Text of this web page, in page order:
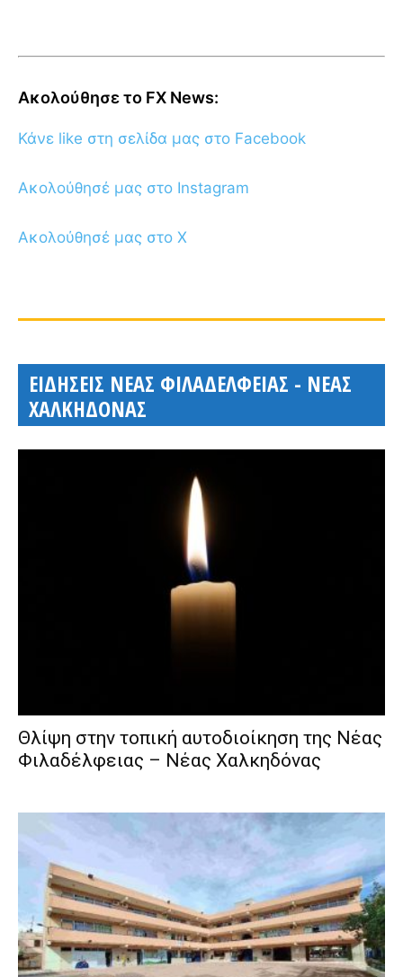
Ακολούθησε το FX News:
Κάνε like στη σελίδα μας στο Facebook
Ακολούθησέ μας στο Instagram
Ακολούθησέ μας στο X
ΕΙΔΗΣΕΙΣ ΝΕΑΣ ΦΙΛΑΔΕΛΦΕΙΑΣ - ΝΕΑΣ
ΧΑΛΚΗΔΟΝΑΣ
Θλίψη στην τοπική αυτοδιοίκηση της Νέας
Φιλαδέλφειας – Νέας Χαλκηδόνας